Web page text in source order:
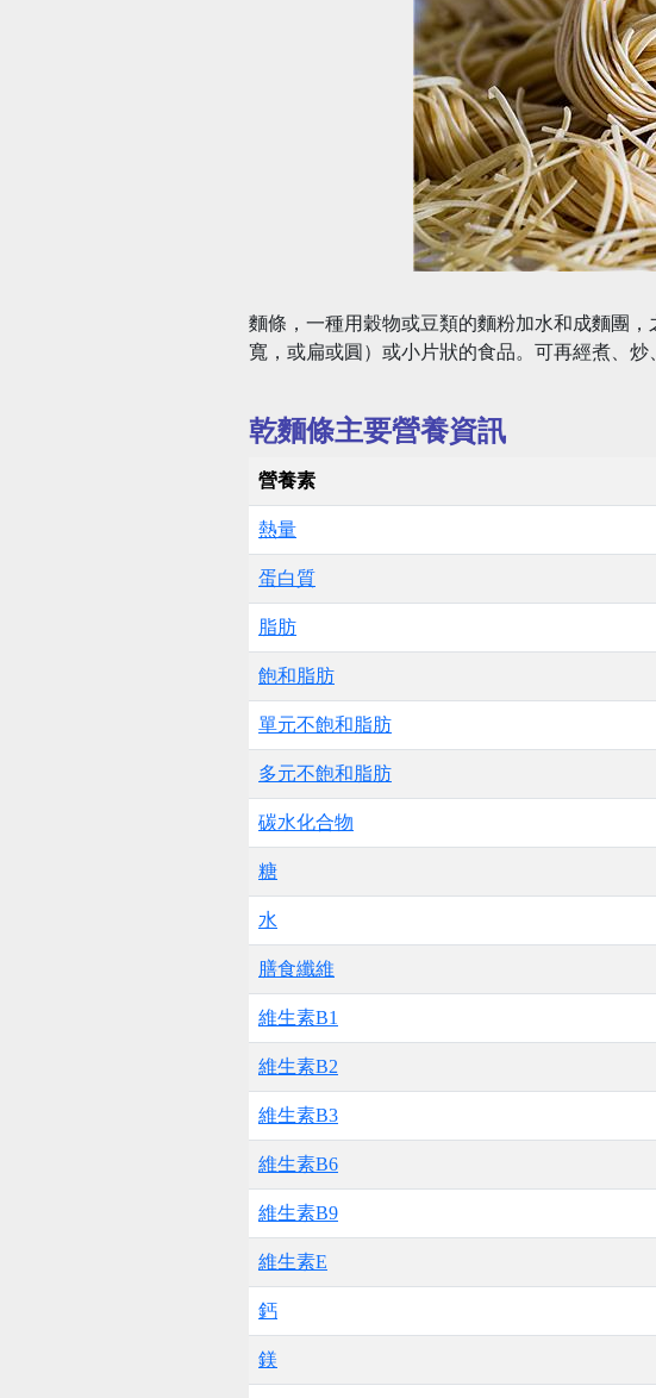
麵條，一種用穀物或豆類的麵粉加水和成麵團
寬，或扁或圓）或小片狀的食品。可再經煮、炒
乾麵條主要營養資訊
營養素
熱量
蛋白質
脂肪
飽和脂肪
單元不飽和脂肪
多元不飽和脂肪
碳水化合物
糖
水
膳食纖維
維生素B1
維生素B2
維生素B3
維生素B6
維生素B9
維生素E
鈣
鎂